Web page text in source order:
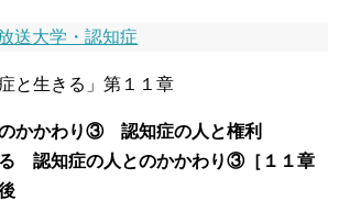
送大学・認知症
と生きる」第１１章
かわり③ 認知症の人と権利
認知症の人とのかかわり③［１１章